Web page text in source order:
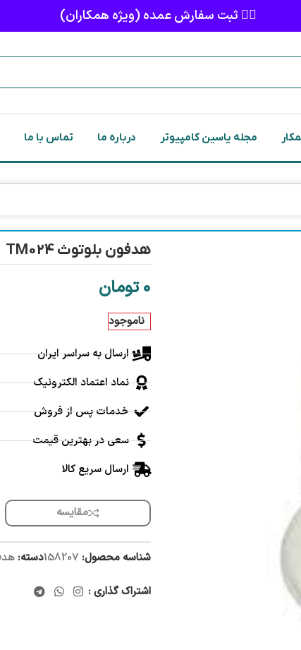
👈🏻 ثبت سفارش عمده (ویژه همکاران)
مجله یاسین کامپیوتر درباره ما تماس با ما
هدفون بلوتوث TM024
0 تومان
ناموجود
ارسال به سراسر ایران
نماد اعتماد الکترونیک
خدمات پس از فروش
سعی در بهترین قیمت
ارسال سریع کالا
مقایسه
شناسه محصول: 158207دسته:
اشتراک گذاری :